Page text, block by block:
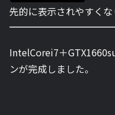
先的に表示されやすく
IntelCorei7＋
ンが完成しました。